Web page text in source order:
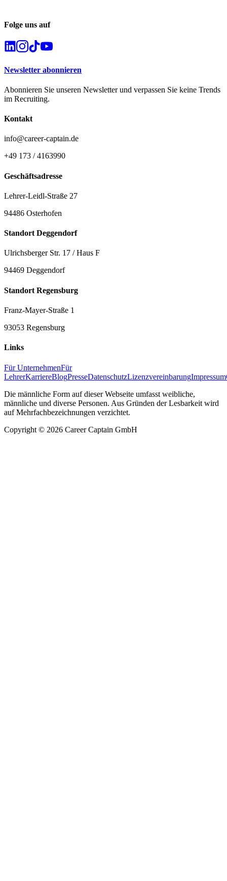
Folge uns auf
Newsletter abonnieren
Abonnieren Sie unseren Newsletter und verpassen Sie keine Trends
im Recruiting.
Kontakt
info@career-captain.de
+49 173 / 4163990
Geschäftsadresse
Lehrer-Leidl-Straße 27
94486 Osterhofen
Standort Deggendorf
Ulrichsberger Str. 17 / Haus F
94469 Deggendorf
Standort Regensburg
Franz-Mayer-Straße 1
93053 Regensburg
Links
Für UnternehmenFür
LehrerKarriereBlogPresseDatenschutzLizenzvereinbarungImpressum
Die männliche Form auf dieser Webseite umfasst weibliche,
männliche und diverse Personen. Aus Gründen der Lesbarkeit wird
auf Mehrfachbezeichnungen verzichtet.
Copyright © 2026 Career Captain GmbH